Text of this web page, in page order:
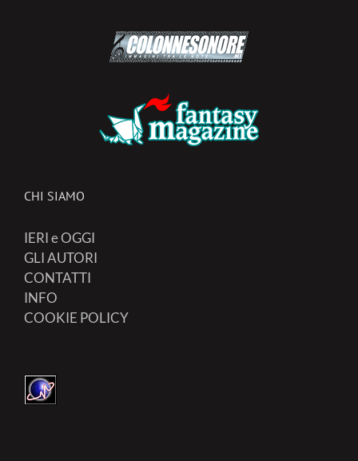
CHI SIAMO
IERI e OGGI
GLI AUTORI
CONTATTI
INFO
COOKIE POLICY